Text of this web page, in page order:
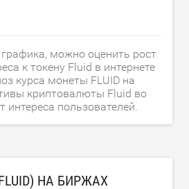
можно оценить рост
к токену Fluid в интернете
курса монеты FLUID на
криптовалюты Fluid во
интереса пользователей.
НА БИРЖАХ